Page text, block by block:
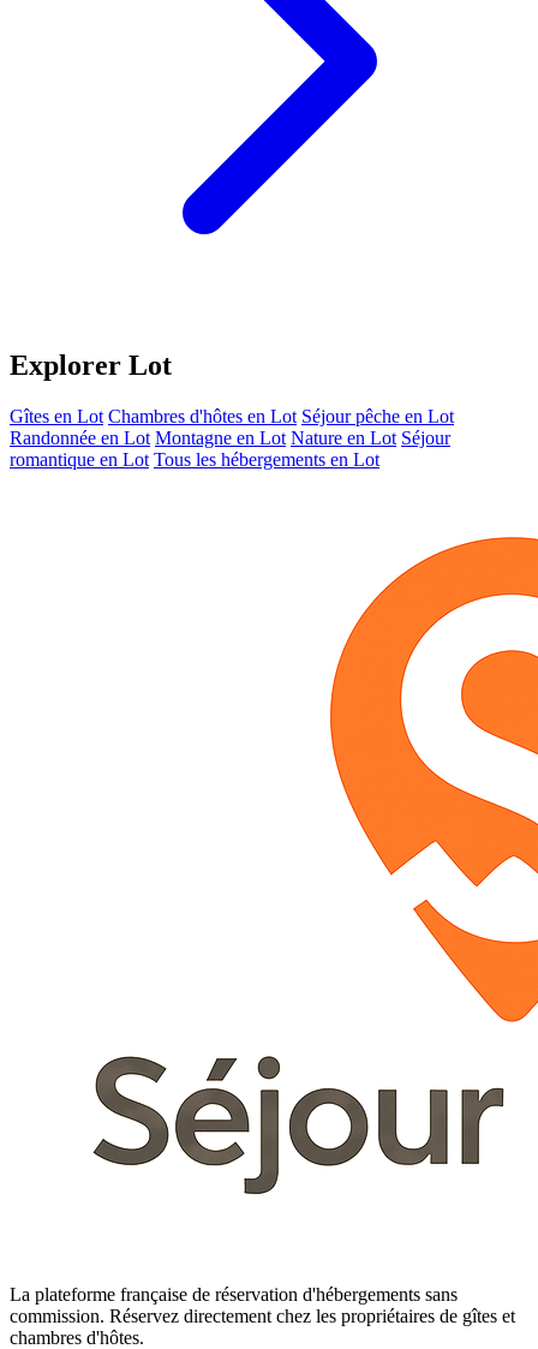
Explorer Lot
Gîtes en Lot Chambres d'hôtes en Lot Séjour pêche en Lot
Randonnée en Lot Montagne en Lot Nature en Lot Séjour
romantique en Lot Tous les hébergements en Lot
La plateforme française de réservation d'hébergements sans
commission. Réservez directement chez les propriétaires de gîtes et
chambres d'hôtes.